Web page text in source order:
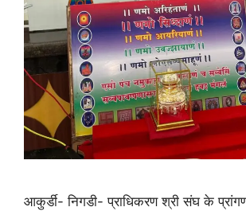
आकुर्डी- निगडी- प्राधिकरण श्री संघ के